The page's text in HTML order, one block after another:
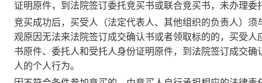
证明原件，到法院签订委托竞买书或联合竞买书， 未办理委
竞买成功后，买受人（法定代表人、其他组织的负责人）
观原因无法来法院签订成交确认书或者领取标的的，买受
书原件、委托人和受托人身份证明原件，到法院签订成交
人的个人行为。